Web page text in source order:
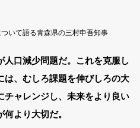
いて語る青森県の三村申吾知事
人口減少問題だ。これを克服し
は、むしろ課題を伸びしろの大
チャレンジし、未来をより良い
より大切だ。